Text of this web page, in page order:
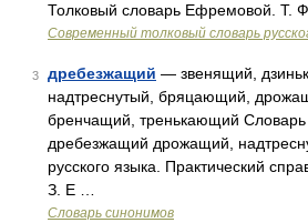
Толковый словарь Ефремовой. Т.
Современный толковый словарь
3 дребезжащий — звенящий,
надтреснутый, бряцающий,
бренчащий, тренькающий Словарь
дребезжащий дрожащий,
русского языка. Практический
З. Е …
Словарь синонимов